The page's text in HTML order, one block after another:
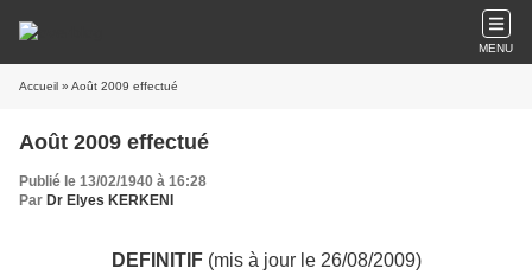
MENU
Accueil » Août 2009 effectué
Août 2009 effectué
Publié le 13/02/1940 à 16:28
Par Dr Elyes KERKENI
DEFINITIF(mis à jour le 26/08/2009)